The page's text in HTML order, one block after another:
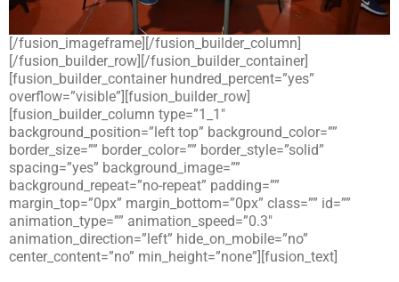
[/fusion_imageframe][/fusion_builder_column]
[/fusion_builder_row][/fusion_builder_container]
[fusion_builder_container hundred_percent=”yes”
overflow=”visible”][fusion_builder_row]
[fusion_builder_column type=”1_1″
background_position=”left top” background_color=””
border_size=”” border_color=”” border_style=”solid”
spacing=”yes” background_image=””
background_repeat=”no-repeat” padding=””
margin_top=”0px” margin_bottom=”0px” class=”” id=””
animation_type=”” animation_speed=”0.3″
animation_direction=”left” hide_on_mobile=”no”
center_content=”no” min_height=”none”][fusion_text]